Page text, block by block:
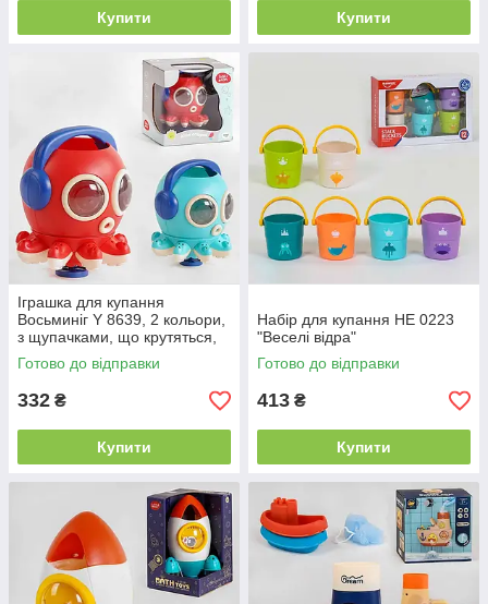
Купити Купити
Іграшка для купання
Восьминіг Y 8639, 2 кольори,
з щупачками, що крутяться,
бризки води
Готово до відправки
332 ₴
Купити
Набір для купання HE 0223
"Веселі відра"
Готово до відправки
413 ₴
Купити